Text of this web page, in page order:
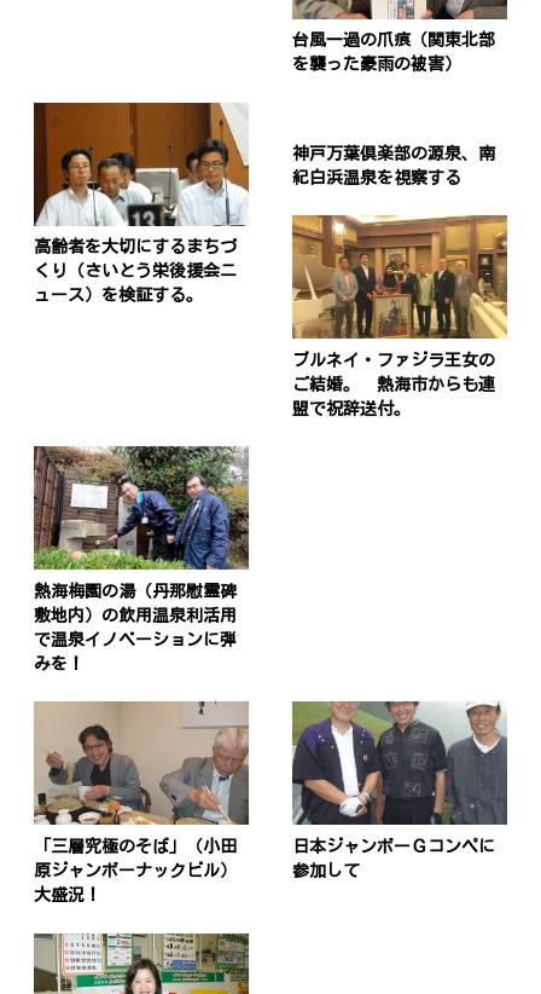
台風一過の爪痕（関東北部
を襲った豪雨の被害）
高齢者を大切にするまちづ
くり（さいとう栄後援会ニ
ュース）を検証する。
神戸万葉倶楽部の源泉、南
紀白浜温泉を視察する
ブルネイ・ファジラ王女の
ご結婚。 熱海市からも連
盟で祝辞送付。
熱海梅園の湯（丹那慰霊碑
敷地内）の飲用温泉利活用
で温泉イノベーションに弾
みを！
「三層究極のそば」（小田
原ジャンボーナックビル）
大盛況！
日本ジャンボーＧコンペに
参加して